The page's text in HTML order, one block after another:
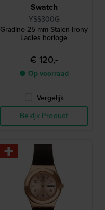
Swatch
YSS300G
Gradino 25 mm Stalen Irony
Ladies horloge
€ 120,-
● Op voorraad
Vergelijk
Bekijk Product